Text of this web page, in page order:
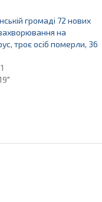
громаді 72 нових
на
троє осіб померли, 36